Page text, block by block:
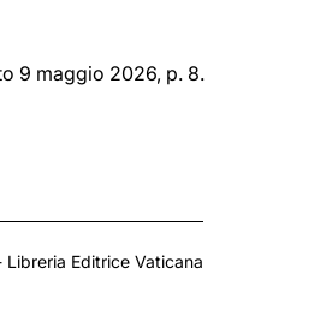
9 maggio 2026, p. 8.
Editrice Vaticana